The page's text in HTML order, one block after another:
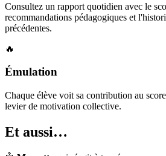
Consultez un rapport quotidien avec le
recommandations pédagogiques et
précédentes.
🔥
Émulation
Chaque élève voit sa contribution au
levier de motivation collective.
Et aussi…